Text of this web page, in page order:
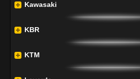
Kawasaki
KBR
KTM